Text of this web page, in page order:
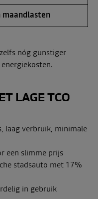
maandlasten
nóg gunstiger
LAGE TCO
laag verbruik, minimale
een slimme prijs
stadsauto met 17%
in gebruik